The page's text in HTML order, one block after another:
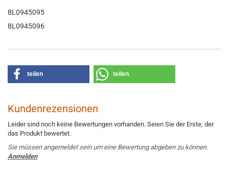
8L0945095
8L0945096
teilen teilen
Kundenrezensionen
Leider sind noch keine Bewertungen vorhanden. Seien Sie der Erste, der
das Produkt bewertet.
Sie müssen angemeldet sein um eine Bewertung abgeben zu können.
Anmelden